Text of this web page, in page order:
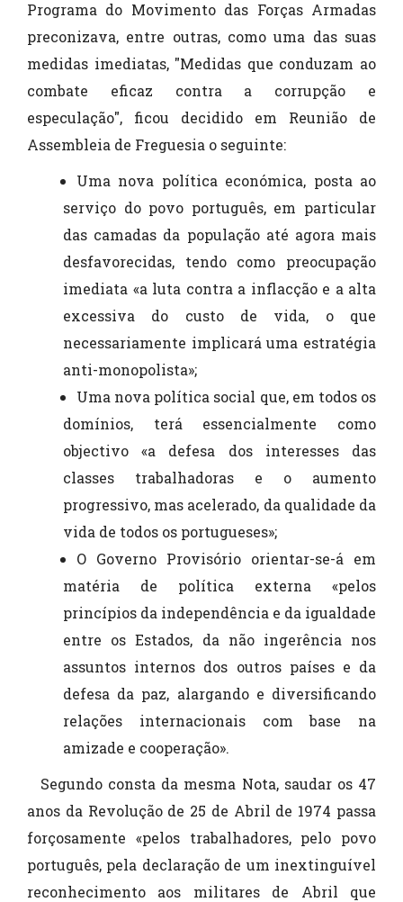
Programa do Movimento das Forças Armadas
preconizava, entre outras, como uma das suas
medidas imediatas, "Medidas que conduzam ao
combate eficaz contra a corrupção e
especulação", ficou decidido em Reunião de
Assembleia de Freguesia o seguinte:
Uma nova política económica, posta ao
serviço do povo português, em particular
das camadas da população até agora mais
desfavorecidas, tendo como preocupação
imediata «a luta contra a inflacção e a alta
excessiva do custo de vida, o que
necessariamente implicará uma estratégia
anti-monopolista»;
Uma nova política social que, em todos os
domínios, terá essencialmente como
objectivo «a defesa dos interesses das
classes trabalhadoras e o aumento
progressivo, mas acelerado, da qualidade da
vida de todos os portugueses»;
O Governo Provisório orientar-se-á em
matéria de política externa «pelos
princípios da independência e da igualdade
entre os Estados, da não ingerência nos
assuntos internos dos outros países e da
defesa da paz, alargando e diversificando
relações internacionais com base na
amizade e cooperação».
Segundo consta da mesma Nota, saudar os 47
anos da Revolução de 25 de Abril de 1974 passa
forçosamente «pelos trabalhadores, pelo povo
português, pela declaração de um inextinguível
reconhecimento aos militares de Abril que